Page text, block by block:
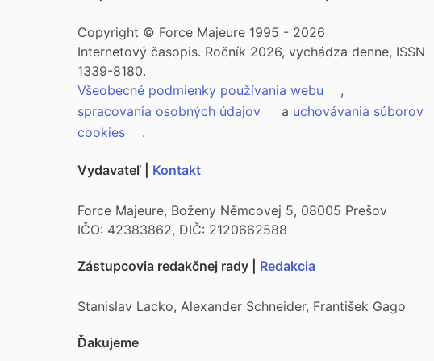
Copyright © Force Majeure 1995 - 2026
Internetový časopis. Ročník 2026, vychádza denne, ISSN
1339-8180.
Všeobecné podmienky používania webu
,
spracovania osobných údajov
a uchovávania súborov
cookies
.
Vydavateľ | Kontakt
Force Majeure, Boženy Němcovej 5, 08005 Prešov
IČO: 42383862, DIČ: 2120662588
Zástupcovia redakčnej rady | Redakcia
Stanislav Lacko, Alexander Schneider, František Gago
Ďakujeme